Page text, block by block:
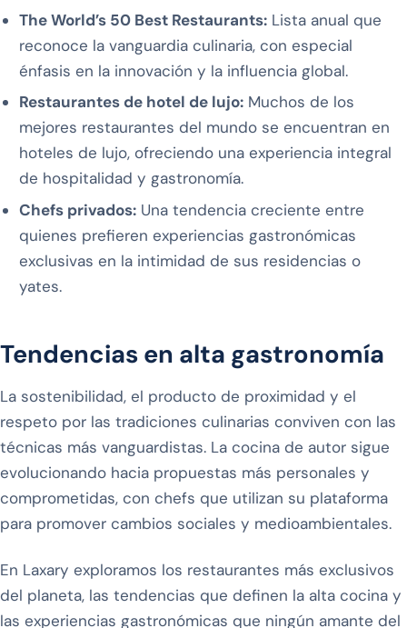
The World’s 50 Best Restaurants:Lista anual que
reconoce la vanguardia culinaria, con especial
énfasis en la innovación y la influencia global.
Restaurantes de hotel de lujo:Muchos de los
mejores restaurantes del mundo se encuentran en
hoteles de lujo, ofreciendo una experiencia integral
de hospitalidad y gastronomía.
Chefs privados:Una tendencia creciente entre
quienes prefieren experiencias gastronómicas
exclusivas en la intimidad de sus residencias o
yates.
Tendencias en alta gastronomía
La sostenibilidad, el producto de proximidad y el
respeto por las tradiciones culinarias conviven con las
técnicas más vanguardistas. La cocina de autor sigue
evolucionando hacia propuestas más personales y
comprometidas, con chefs que utilizan su plataforma
para promover cambios sociales y medioambientales.
En Laxary exploramos los restaurantes más exclusivos
del planeta, las tendencias que definen la alta cocina y
las experiencias gastronómicas que ningún amante del